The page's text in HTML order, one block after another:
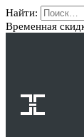
Найти:
Временная